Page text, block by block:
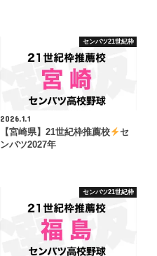
センバツ21世紀枠
2026.1.1
【宮崎県】21世紀枠推薦校
セ
ンバツ2027年
センバツ21世紀枠